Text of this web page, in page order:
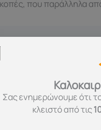
που παράλληλα
τις Διακοπές, τις
Σας ενημερώνουμε ότι
κλειστό από τις